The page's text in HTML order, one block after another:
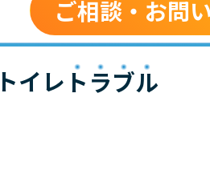
ご相談・お問
イレ トラブル